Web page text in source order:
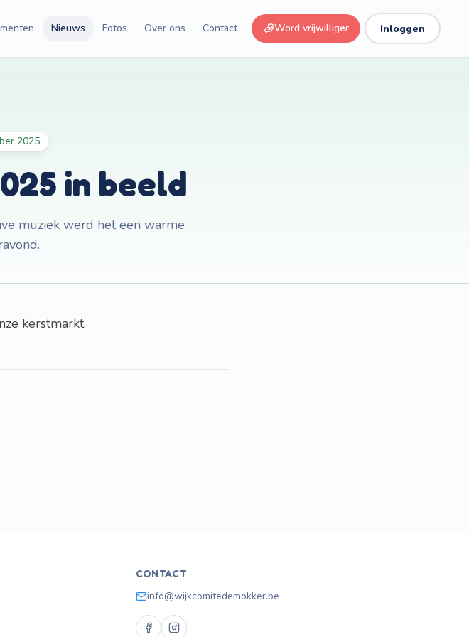
Nieuws Fotos Over ons Contact Word vrijwilliger Inloggen
2025
in beeld
muziek werd het een warme
kerstmarkt.
CONTACT
info@wijkcomitedemokker.be